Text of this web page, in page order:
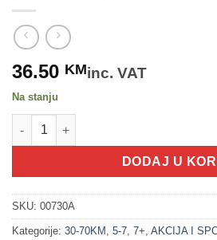
36.50 KMinc. VAT
Na stanju
200206 Set za igru napolju 5u1
DODAJ U
SKU: 00730A
Kategorije: 30-70KM , 5-7, 7+, AKCIJA I